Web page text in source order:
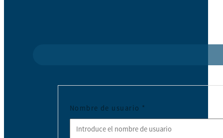
Nombre de usuario *